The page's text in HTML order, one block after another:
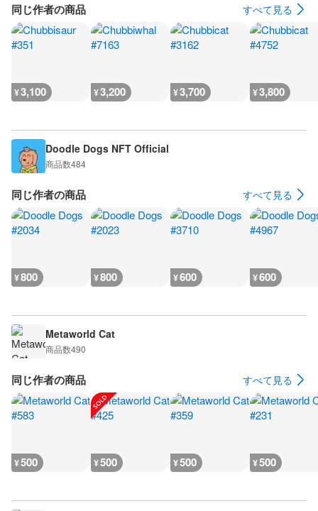
同じ作者の商品 すべて見る
¥3,100 ¥3,200 ¥3,700 ¥3,800
Doodle Dogs NFT Official
商品数484
同じ作者の商品 すべて見る
¥800 ¥800 ¥600 ¥600
Metaworld Cat
商品数490
同じ作者の商品 すべて見る
¥500 ¥500 ¥500 ¥500